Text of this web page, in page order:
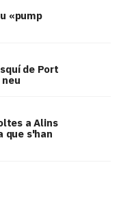
«pump
de Port
a Alins
que s'han